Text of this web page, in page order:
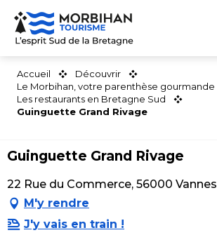
Aller
contenu
Accueil
Découvrir
Le Morbihan, votre parenthèse gourmande
Les restaurants en Bretagne Sud
Guinguette Grand Rivage
Guinguette Grand Rivage
22 Rue du Commerce, 56000 Vannes
M'y rendre
J'y vais en train !